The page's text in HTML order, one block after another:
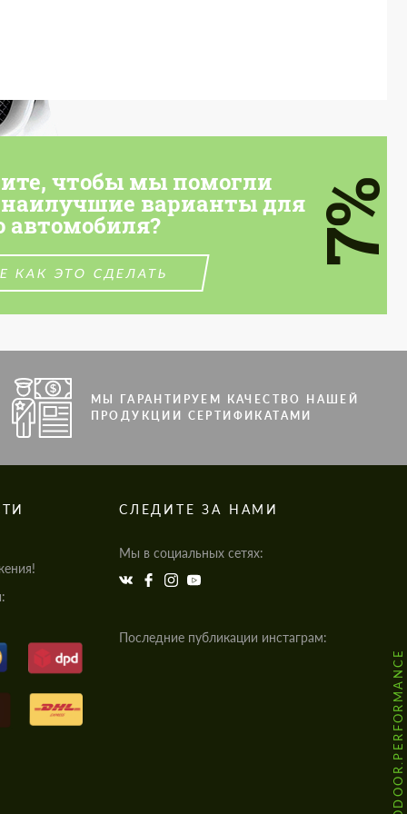
чтобы мы помогли
варианты для
автомобиля?
КАК ЭТО СДЕЛАТЬ
7%
МЫ ГАРАНТИРУЕМ КАЧЕСТВО НАШЕЙ
ПРОДУКЦИИ СЕРТИФИКАТАМИ
СЛЕДИТЕ ЗА НАМИ
Мы в социальных сетях:
Последние публикации инстаграм:
@HODOOR.PERFORMANCE